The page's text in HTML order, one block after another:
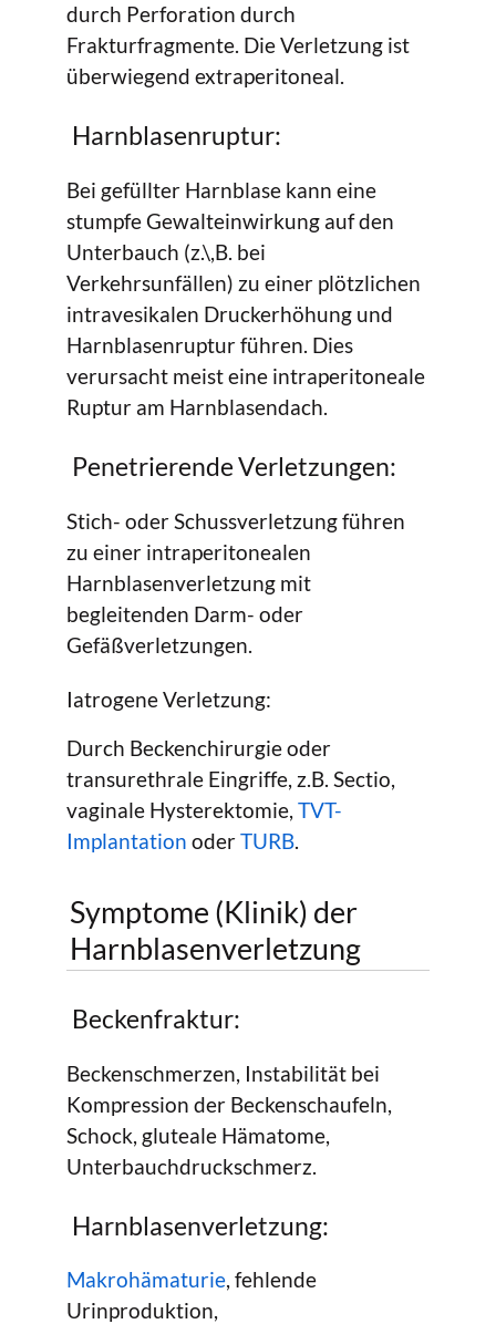
durch Perforation durch
Frakturfragmente. Die Verletzung ist
überwiegend extraperitoneal.
Harnblasenruptur:
Bei gefüllter Harnblase kann eine
stumpfe Gewalteinwirkung auf den
Unterbauch (z.\,B. bei
Verkehrsunfällen) zu einer plötzlichen
intravesikalen Druckerhöhung und
Harnblasenruptur führen. Dies
verursacht meist eine intraperitoneale
Ruptur am Harnblasendach.
Penetrierende Verletzungen:
Stich- oder Schussverletzung führen
zu einer intraperitonealen
Harnblasenverletzung mit
begleitenden Darm- oder
Gefäßverletzungen.
Iatrogene Verletzung:
Durch Beckenchirurgie oder
transurethrale Eingriffe, z.B. Sectio,
vaginale Hysterektomie, TVT-
Implantation oderTURB.
Symptome (Klinik) der
Harnblasenverletzung
Beckenfraktur:
Beckenschmerzen, Instabilität bei
Kompression der Beckenschaufeln,
Schock, gluteale Hämatome,
Unterbauchdruckschmerz.
Harnblasenverletzung:
Makrohämaturie, fehlende
Urinproduktion,